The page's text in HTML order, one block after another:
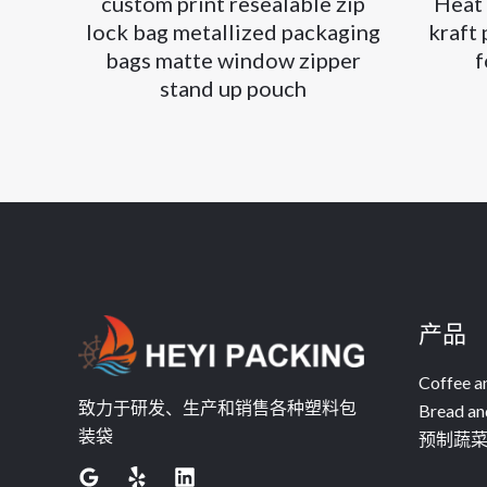
lock bag metallized packaging
bags matte window zipper
stand up pouch
kraft
致力于研发、生产和销售各种塑料包
装袋
产品
Coffee
Bread
预制蔬